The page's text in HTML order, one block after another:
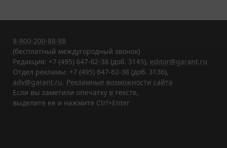
8-800-200-88-88
(бесплатный междугородный звонок)
Редакция: +7 (495) 647-62-38 (доб. 3145), editor@garant.ru
Отдел рекламы: +7 (495) 647-62-38 (доб. 3136),
adv@garant.ru. Рекламные возможности сайта
Если вы заметили опечатку в тексте,
выделите ее и нажмите Ctrl+Enter